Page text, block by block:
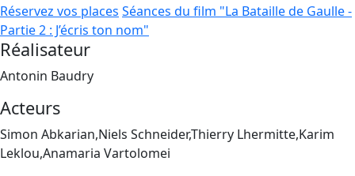
Réservez vos places Séances du film "La Bataille de Gaulle -
Partie 2 : J’écris ton nom"
Réalisateur
Antonin Baudry
Acteurs
Simon Abkarian,Niels Schneider,Thierry Lhermitte,Karim
Leklou,Anamaria Vartolomei